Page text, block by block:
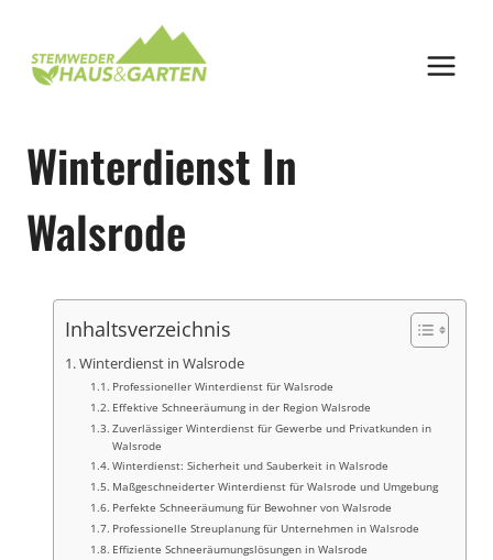
springen
Winterdienst In
Walsrode
Inhaltsverzeichnis
Winterdienst in Walsrode
Professioneller Winterdienst für Walsrode
Effektive Schneeräumung in der Region Walsrode
Zuverlässiger Winterdienst für Gewerbe und Privatkunden in
Walsrode
Winterdienst: Sicherheit und Sauberkeit in Walsrode
Maßgeschneiderter Winterdienst für Walsrode und Umgebung
Perfekte Schneeräumung für Bewohner von Walsrode
Professionelle Streuplanung für Unternehmen in Walsrode
Effiziente Schneeräumungslösungen in Walsrode